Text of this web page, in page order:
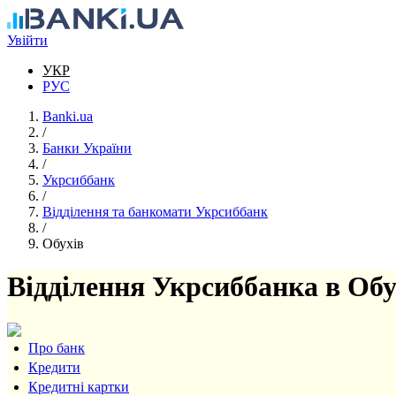
Перейти до основного вмісту
Увійти
УКР
РУС
Banki.ua
/
Банки України
/
Укрсиббанк
/
Відділення та банкомати Укрсиббанк
/
Обухів
Відділення Укрсиббанка в
Про банк
Кредити
Кредитні картки